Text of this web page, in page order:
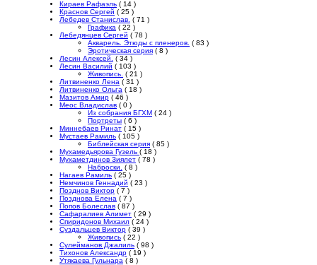
Кираев Рафаэль ( 14 )
Краснов Сергей ( 25 )
Лебедев Станислав. ( 71 )
Графика ( 22 )
Лебедянцев Сергей ( 78 )
Акварель. Этюды с пленеров. ( 83 )
Эротическая серия ( 8 )
Лесин Алексей. ( 34 )
Лесин Василий ( 103 )
Живопись. ( 21 )
Литвиненко Лена ( 31 )
Литвиненко Ольга ( 18 )
Мазитов Амир ( 46 )
Меос Владислав ( 0 )
Из собрания БГХМ ( 24 )
Портреты ( 6 )
Миннебаев Ринат ( 15 )
Мустаев Рамиль ( 105 )
Библейская серия ( 85 )
Мухамедьярова Гузель ( 18 )
Мухаметдинов Зиялет ( 78 )
Наброски. ( 8 )
Нагаев Рамиль ( 25 )
Немчинов Геннадий ( 23 )
Позднов Виктор ( 7 )
Позднова Елена ( 7 )
Попов Болеслав ( 87 )
Сафаралиев Алимет ( 29 )
Спиридонов Михаил ( 24 )
Суздальцев Виктор ( 39 )
Живопись ( 22 )
Сулейманов Джалиль ( 98 )
Тихонов Александр ( 19 )
Утякаева Гульнара ( 8 )